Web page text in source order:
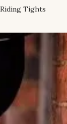
Tights